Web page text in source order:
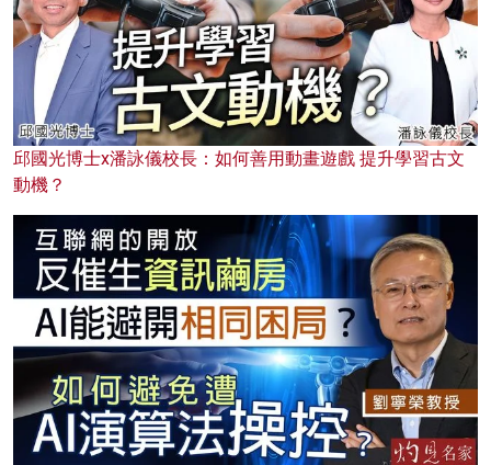
邱國光博士x潘詠儀校長：如何善用動畫遊戲 提升學習古文
動機？